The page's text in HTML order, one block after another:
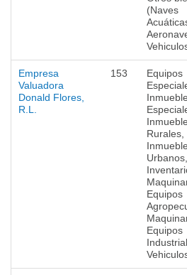
(Naves
Empresa
Valuadora
Donald Flores,
R.L.
153
Equipos
Rurales,
Urbanos,
Equipos
Equipos